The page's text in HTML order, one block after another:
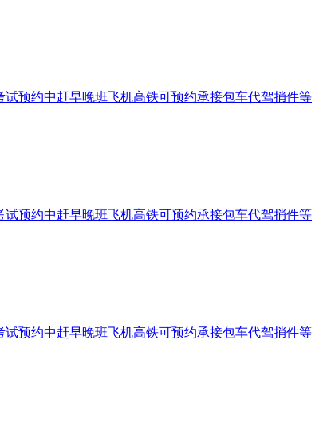
试预约中赶早晚班飞机高铁可预约承接包车代驾捎件等
试预约中赶早晚班飞机高铁可预约承接包车代驾捎件等
试预约中赶早晚班飞机高铁可预约承接包车代驾捎件等